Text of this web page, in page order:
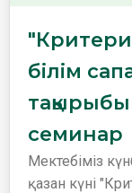
білім
семинар
Мектебіміз
қазан күні